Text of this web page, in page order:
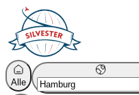
Alle